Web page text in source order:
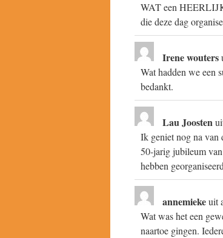
WAT een
die deze dag
Irene wouters
Wat hadden we een
bedankt.
Lau Joosten
Ik geniet nog na van
50-jarig jubileum
hebben
annemiekeuit
Wat was het een
naartoe gingen.